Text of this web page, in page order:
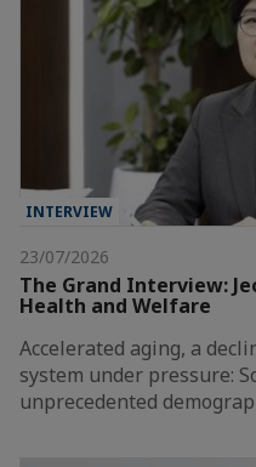
INTERVIEW
23/07/2026
The Grand Interview:
Health and Welfare
Accelerated aging, a
system under pressure:
unprecedented